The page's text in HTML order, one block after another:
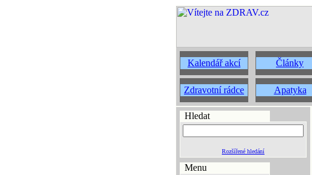
Kalendář akcí Články
Zdravotní rádce Apatyka
Hledat
Rozšířené hledání
Menu